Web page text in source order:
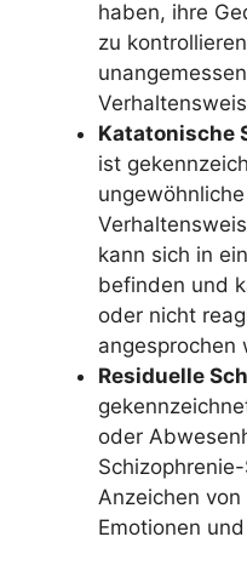
haben, ihre
zu
Katatonische
ist
kann sich in
befinden und
oder nicht
angesprochen
Residuelle
oder
Anzeichen
Emotionen